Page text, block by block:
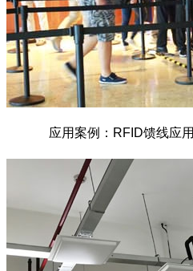
应用案例：RFID馈线应